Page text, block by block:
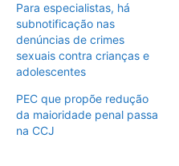
Para especialistas, há
subnotificação nas
denúncias de crimes
sexuais contra crianças e
adolescentes
PEC que propõe redução
da maioridade penal passa
na CCJ